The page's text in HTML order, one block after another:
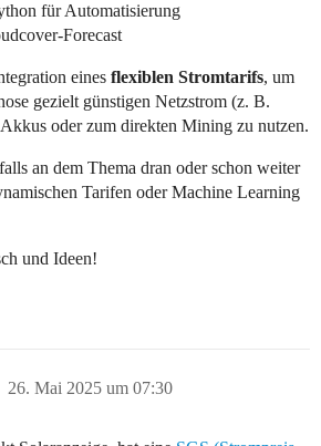
für Automatisierung
Forecast
eines flexiblen Stromtarifs, um
gezielt günstigen Netzstrom (z. B.
oder zum direkten Mining zu nutzen.
an dem Thema dran oder schon weiter
Tarifen oder Machine Learning
und Ideen!
26. Mai 2025 um 07:30